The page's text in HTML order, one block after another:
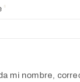
mi nombre,